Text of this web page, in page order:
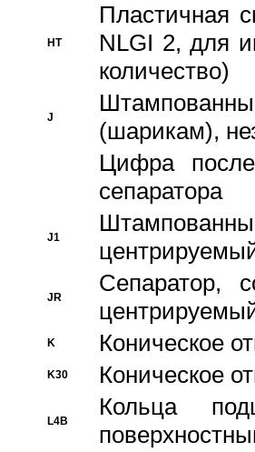
HT
Пластичная
NLGI 2, для
количество)
J
(шарикам),
Цифра
сепаратора
J1
JR
Сепаратор,
K Коническое
K30 Коническое
L4B
Кольца